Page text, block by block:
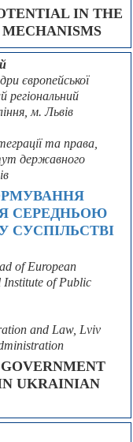
IN THE
європейської
регіональний
м. Львів
та права,
державного
СЕРЕДНЬОЮ
СУСПІЛЬСТВІ
of European
of Public
and Law, Lviv
UKRAINIAN